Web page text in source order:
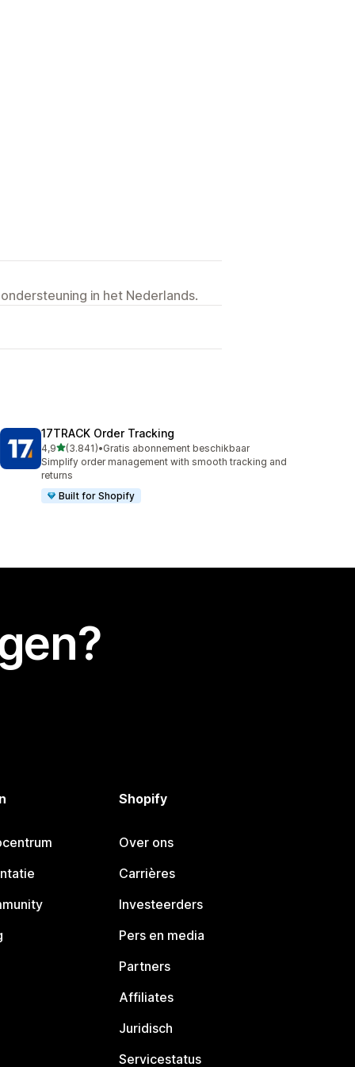
in het Nederlands.
17TRACK Order Tracking
4,9van 5 sterren
(3.841)
3841 recensies in totaal
•Gratis abonnement beschikbaar
Simplify order management with smooth tracking and
returns
Built for Shopify
Shopify
Over ons
Carrières
Investeerders
Pers en media
Partners
Affiliates
Juridisch
Servicestatus